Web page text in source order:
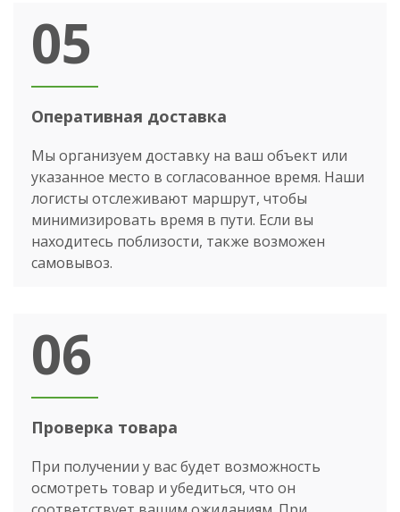
05
Оперативная доставка
Мы организуем доставку на ваш объект или
указанное место в согласованное время. Наши
логисты отслеживают маршрут, чтобы
минимизировать время в пути. Если вы
находитесь поблизости, также возможен
самовывоз.
06
Проверка товара
При получении у вас будет возможность
осмотреть товар и убедиться, что он